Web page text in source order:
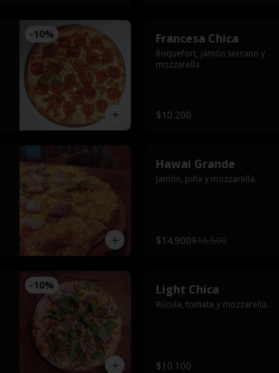
-10% Francesa Chica
Roquefort, jamón serrano y
mozzarella.
$10.200
Hawai Grande
Jamón, piña y mozzarella.
$14.900$16.500
-10% Light Chica
Rúcula, tomate y mozzarella.
$10.100